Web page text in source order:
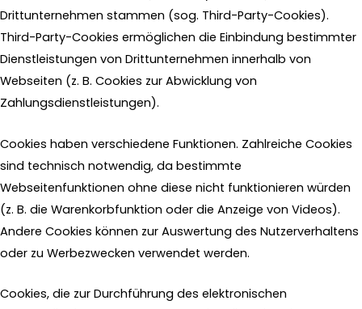
Drittunternehmen stammen (sog. Third-Party-Cookies).
Third-Party-Cookies ermöglichen die Einbindung bestimmter
Dienstleistungen von Drittunternehmen innerhalb von
Webseiten (z. B. Cookies zur Abwicklung von
Zahlungsdienstleistungen).
Cookies haben verschiedene Funktionen. Zahlreiche Cookies
sind technisch notwendig, da bestimmte
Webseitenfunktionen ohne diese nicht funktionieren würden
(z. B. die Warenkorbfunktion oder die Anzeige von Videos).
Andere Cookies können zur Auswertung des Nutzerverhaltens
oder zu Werbezwecken verwendet werden.
Cookies, die zur Durchführung des elektronischen